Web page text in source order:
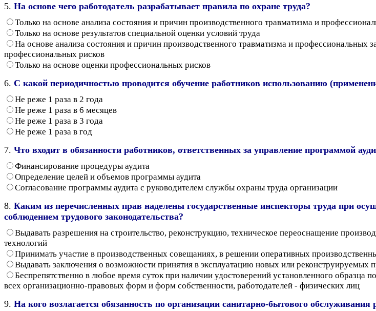
5. На основе чего работодатель разрабатывает правила по охране труда?
Только на основе анализа состояния и причин производственного травматизма и
Только на основе результатов специальной оценки условий труда
На основе анализа состояния и причин производственного травматизма и профессиональных
профессиональных рисков
Только на основе оценки профессиональных рисков
6. С какой периодичностью проводится обучение работников использованию
Не реже 1 раза в 2 года
Не реже 1 раза в 6 месяцев
Не реже 1 раза в 3 года
Не реже 1 раза в год
7. Что входит в обязанности работников, ответственных за управление программой
Финансирование процедуры аудита
Определение целей и объемов программы аудита
Согласование программы аудита с руководителем службы охраны труда организации
8. Каким из перечисленных прав наделены государственные инспекторы труда при
соблюдением трудового законодательства?
Выдавать разрешения на строительство, реконструкцию, техническое переоснащение
технологий
Принимать участие в производственных совещаниях, в решении оперативных
Выдавать заключения о возможности принятия в эксплуатацию новых или реконструируемых
Беспрепятственно в любое время суток при наличии удостоверений установленного
всех организационно-правовых форм и форм собственности, работодателей - физических лиц
9. На кого возлагается обязанность по организации санитарно-бытового